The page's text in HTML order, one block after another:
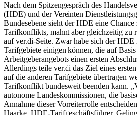
Nach dem Spitzengespräch des
(HDE) und der Vereinten
Bundesebene sieht der HDE eine Chance
Tarifkonflikts, mahnt aber gleichzeitig zu
auf ver.di-Seite. Zwar habe sich der
Tarifgebiete einigen können, die auf
Arbeitgeberangebots einen ersten
Allerdings teile ver.di das Ziel eines
auf die anderen Tarifgebiete übertragen
Tarifkonflikt bundesweit beenden kann.
autonome Landeskommissionen, die
Annahme dieser Vorreiterrolle
Haarke, HDE-Tarifgeschäftsführer.